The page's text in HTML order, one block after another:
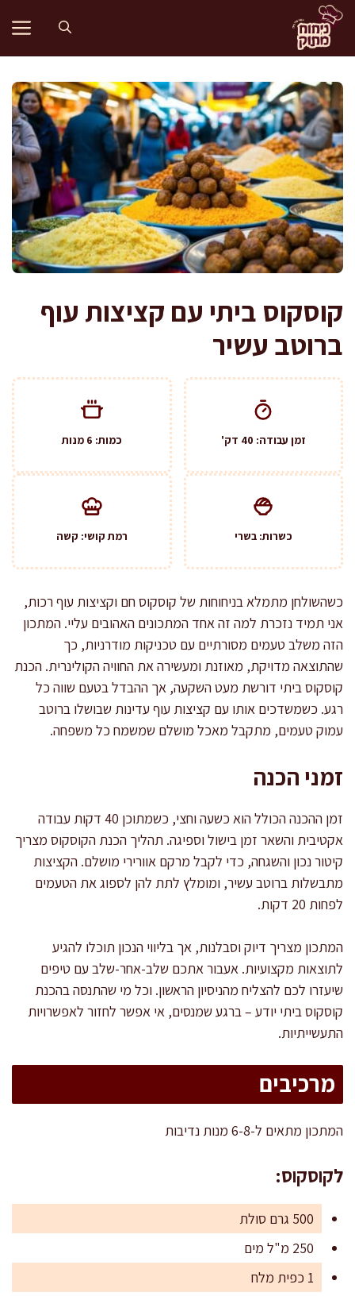
לדלג
לתוכן
קוסקוס ביתי עם קציצות עוף
ברוטב עשיר
זמן עבודה: 40 דק' כמות: 6 מנות
כשרות: בשרי רמת קושי: קשה
כשהשולחן מתמלא בניחוחות של קוסקוס חם וקציצות עוף רכות,
אני תמיד נזכרת למה זה אחד המתכונים האהובים עליי. המתכון
הזה משלב טעמים מסורתיים עם טכניקות מודרניות, כך
שהתוצאה מדויקת, מאוזנת ומעשירה את החוויה הקולינרית. הכנת
קוסקוס ביתי דורשת מעט השקעה, אך ההבדל בטעם שווה כל
רגע. כשמשדכים אותו עם קציצות עוף עדינות שבושלו ברוטב
עמוק טעמים, מתקבל מאכל מושלם שמשמח כל משפחה.
זמני הכנה
זמן ההכנה הכולל הוא כשעה וחצי, כשמתוכן 40 דקות עבודה
אקטיבית והשאר זמן בישול וספיגה. תהליך הכנת הקוסקוס מצריך
קיטור נכון והשגחה, כדי לקבל מרקם אוורירי מושלם. הקציצות
מתבשלות ברוטב עשיר, ומומלץ לתת להן לספוג את הטעמים
לפחות 20 דקות.
המתכון מצריך דיוק וסבלנות, אך בליווי הנכון תוכלו להגיע
לתוצאות מקצועיות. אעבור אתכם שלב-אחר-שלב עם טיפים
שיעזרו לכם להצליח מהניסיון הראשון. וכל מי שהתנסה בהכנת
קוסקוס ביתי יודע – ברגע שמנסים, אי אפשר לחזור לאפשרויות
התעשייתיות.
מרכיבים
המתכון מתאים ל-6-8 מנות נדיבות
לקוסקוס:
500 גרם סולת
250 מ"ל מים
1 כפית מלח